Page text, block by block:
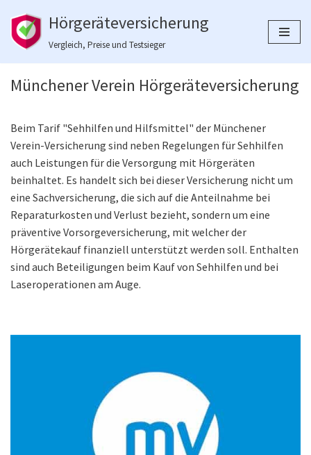
Zum
Hörgeräteversicherung
Vergleich, Preise und Testsieger
Münchener Verein Hörgeräteversicherung
Beim Tarif "Sehhilfen und Hilfsmittel" der Münchener
Verein-Versicherung sind neben Regelungen für Sehhilfen
auch Leistungen für die Versorgung mit Hörgeräten
beinhaltet. Es handelt sich bei dieser Versicherung nicht um
eine Sachversicherung, die sich auf die Anteilnahme bei
Reparaturkosten und Verlust bezieht, sondern um eine
präventive Vorsorgeversicherung, mit welcher der
Hörgerätekauf finanziell unterstützt werden soll. Enthalten
sind auch Beteiligungen beim Kauf von Sehhilfen und bei
Laseroperationen am Auge.